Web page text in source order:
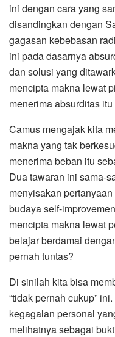
ini dengan cara yang
disandingkan dengan
gagasan kebebasan
ini pada dasarnya
dan solusi yang
mencipta makna lewat
menerima absurditas
Camus mengajak kita
makna yang tak
menerima beban itu
Dua tawaran ini sama-
menyisakan
budaya self-
mencipta makna lewat
belajar berdamai
pernah tuntas?
Di sinilah kita bisa
“tidak pernah cukup”
kegagalan personal
melihatnya sebagai